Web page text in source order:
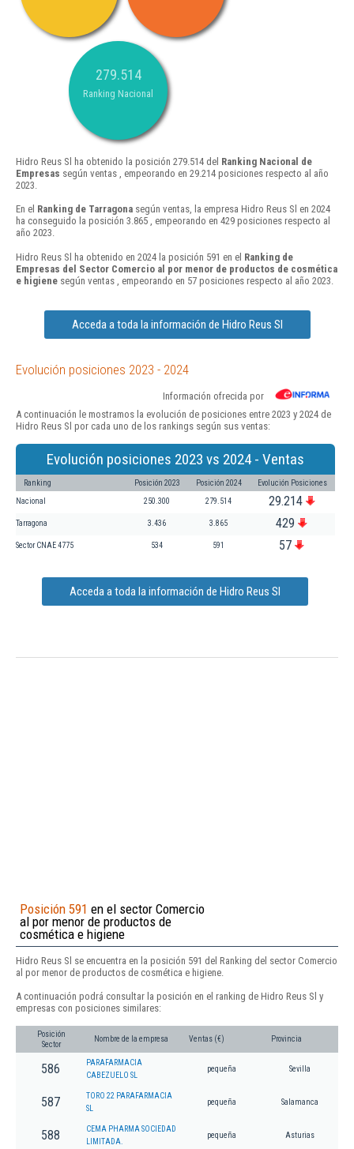
279.514
Ranking Nacional
Hidro Reus Sl ha obtenido la posición 279.514 del Ranking Nacional de
Empresas según ventas , empeorando en 29.214 posiciones respecto al año
2023.
En el Ranking de Tarragona según ventas, la empresa Hidro Reus Sl en 2024
ha conseguido la posición 3.865 , empeorando en 429 posiciones respecto al
año 2023.
Hidro Reus Sl ha obtenido en 2024 la posición 591 en el Ranking de
Empresas del Sector Comercio al por menor de productos de cosmética
e higiene según ventas , empeorando en 57 posiciones respecto al año 2023.
Acceda a toda la información de Hidro Reus Sl
Evolución posiciones 2023 - 2024
Información ofrecida por
A continuación le mostramos la evolución de posiciones entre 2023 y 2024 de
Hidro Reus Sl por cada uno de los rankings según sus ventas:
Evolución posiciones 2023 vs 2024 - Ventas
Ranking Posición 2023 Posición 2024 Evolución Posiciones
Nacional 250.300 279.514 29.214
Tarragona 3.436 3.865 429
Sector CNAE 4775 534 591 57
Acceda a toda la información de Hidro Reus Sl
Posición 591 en el sector Comercio
al por menor de productos de
cosmética e higiene
Hidro Reus Sl se encuentra en la posición 591 del Ranking del sector Comercio
al por menor de productos de cosmética e higiene.
A continuación podrá consultar la posición en el ranking de Hidro Reus Sl y
empresas con posiciones similares:
Posición
Sector
Nombre de la empresa Ventas (€) Provincia
586
PARAFARMACIA
CABEZUELO SL
pequeña Sevilla
587
TORO 22 PARAFARMACIA
SL
pequeña Salamanca
588
CEMA PHARMA SOCIEDAD
LIMITADA.
pequeña Asturias